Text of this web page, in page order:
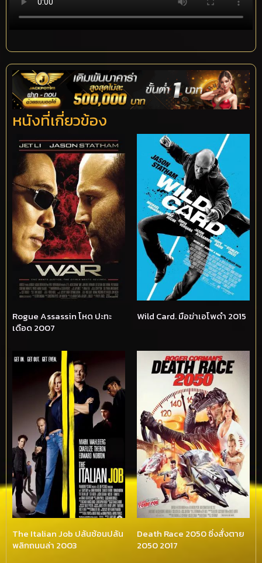
หนังที่เกี่ยวข้อง
Rogue Assassin โหด ปะทะ
เดือด 2007
Wild Card. มือฆ่าเอโพดำ 2015
The Italian Job ปล้นซ้อนปล้น
พลิกถนนล่า 2003
Death Race 2050 ซิ่งสั่งตาย
2050 2017